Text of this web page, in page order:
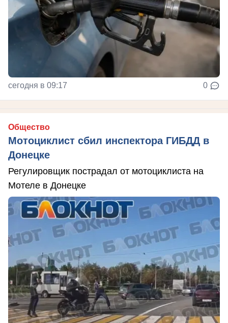
сегодня в 09:17 0
Общество
Мотоциклист сбил инспектора ГИБДД в
Донецке
Регулировщик пострадал от мотоциклиста на
Мотеле в Донецке